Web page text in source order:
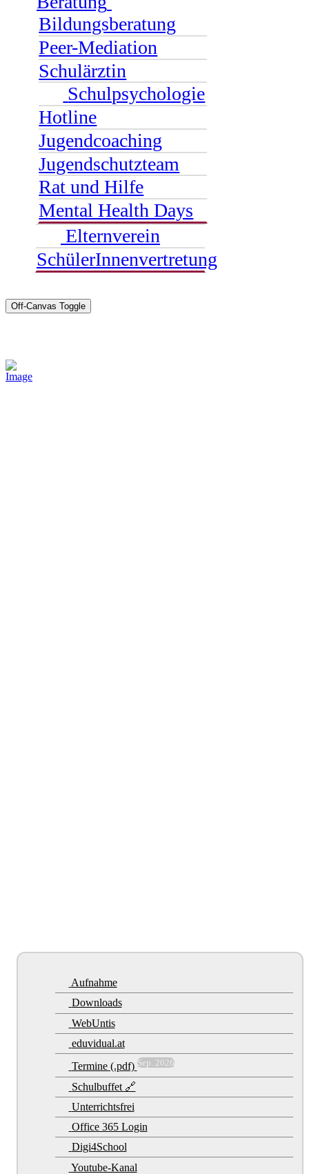
Bildungsberatung
Peer-Mediation
Schulärztin
Schulpsychologie
Hotline
Jugendcoaching
Jugendschutzteam
Rat und Hilfe
Mental Health Days
Elternverein
SchülerInnenvertretung
Off-Canvas Toggle
Aufnahme
Downloads
WebUntis
eduvidual.at
Termine (.pdf) Sep. 2026
Schulbuffet 🔗
Unterrichtsfrei
Office 365 Login
Digi4School
Youtube-Kanal